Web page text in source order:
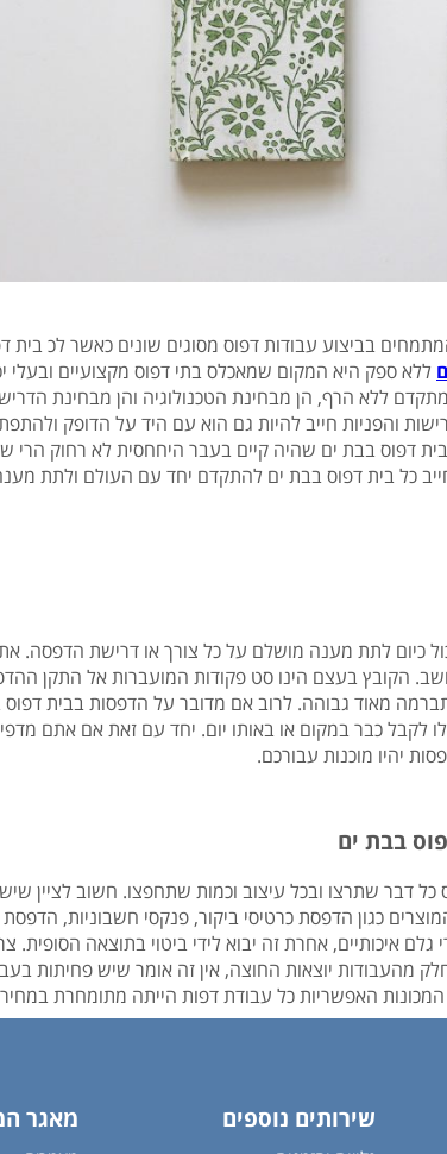
בביצוע עבודות דפוס מסוגים שונים כאשר לכ בית
ללא ספק היא המקום שמאכלס בתי דפוס מקצועיים ובעלי
ללא הרף, הן מבחינת הטכנולוגיה והן מבחינת
והפניות חייב להיות גם הוא עם היד על הדופק
דפוס בבת ים שהיה קיים בעבר היחחסית לא רחוק הרי
כל בית דפוס בבת ים להתקדם יחד עם העולם ולתת
כיום לתת מענה מושלם על כל צורך או דרישת הדפסה.
הקובץ בעצם הינו סט פקודות המועברות אל התקן
מאוד גבוהה. לרוב אם מדובר על הדפסות בבית
כבר במקום או באותו יום. יחד עם זאת אם אתם
יהיו מוכנות עבורכם.
בבת ים
כל דבר שתרצו ובכל עיצוב וכמות שתחפצו. חשוב לציין
כגון הדפסת כרטיסי ביקור, פנקסי חשבוניות,
איכותיים, אחרת זה יבוא לידי ביטוי בתוצאה הסופית.
מהעבודות יוצאות החוצה, אין זה אומר שיש פחיתות
האפשריות כל עבודת דפות הייתה מתומחרת
שירותים נוספים מאגר